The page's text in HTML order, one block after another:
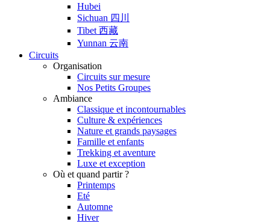
Hubei
Sichuan 四川
Tibet 西藏
Yunnan 云南
Circuits
Organisation
Circuits sur mesure
Nos Petits Groupes
Ambiance
Classique et incontournables
Culture & expériences
Nature et grands paysages
Famille et enfants
Trekking et aventure
Luxe et exception
Où et quand partir ?
Printemps
Eté
Automne
Hiver